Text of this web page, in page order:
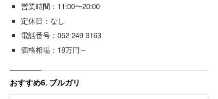
営業時間：11:00〜20:00
定休日：なし
電話番号：052-249-3163
価格相場：18万円～
おすすめ6. ブルガリ